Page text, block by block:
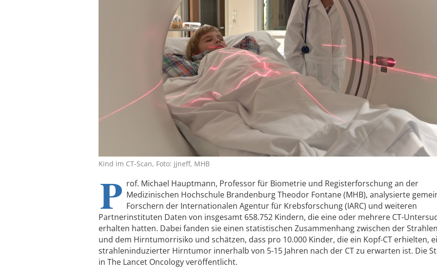
Kind im CT-Scan, Foto: jjneff, MHB
P rof. Michael Hauptmann, Professor für Biometrie und Registerforschung an der
Medizinischen Hochschule Brandenburg Theodor Fontane (MHB), analysierte
Forschern der Internationalen Agentur für Krebsforschung (IARC) und weiteren
Partnerinstituten Daten von insgesamt 658.752 Kindern, die eine oder mehrere CT-
erhalten hatten. Dabei fanden sie einen statistischen Zusammenhang zwischen der
und dem Hirntumorrisiko und schätzen, dass pro 10.000 Kinder, die ein Kopf-CT erhielten,
strahleninduzierter Hirntumor innerhalb von 5-15 Jahren nach der CT zu erwarten ist. Die
in The Lancet Oncology veröffentlicht.